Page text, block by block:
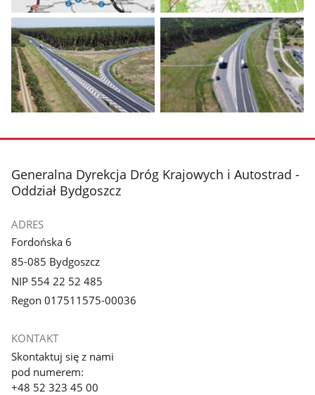
Pokaż
zdjęcie
1
z
galerii.
Pokaż
zdjęcie
2
z
galerii.
zdjęcie
galerii.
zdjęcie
galerii.
stopka
Generalna Dyrekcja Dróg Krajowych i Autostrad -
Oddział Bydgoszcz
ADRES
Fordońska 6
85-085 Bydgoszcz
NIP 554 22 52 485
Regon 017511575-00036
KONTAKT
Skontaktuj się z nami
pod numerem:
+48 52 323 45 00